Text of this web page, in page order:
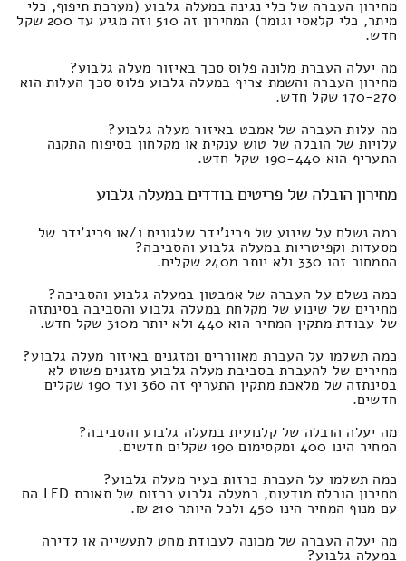
מחירון העברה של כלי נגינה במעלה גלבוע (מערכת תיפוף, כלי
מיתר, כלי קלאסי וגומר) המחירון זה 510 וזה מגיע עד 200 שקל
חדש.
מה יעלה העברת מלונה פלוס סכך באיזור מעלה גלבוע?
מחירון העברה והשמת צריף במעלה גלבוע פלוס סכך העלות הוא
170-270 שקל חדש.
מה עלות העברה של אמבט באיזור מעלה גלבוע?
עלויות של הובלה של טוש ענקית או מקלחון בסיפוח התקנה
התעריף הוא 190-440 שקל חדש.
מחירון הובלה של פריטים בודדים במעלה גלבוע
כמה נשלם על שינוע של פריג'ידר שלגונים ו/או פריג'ידר של
מסעדות וקפיטריות במעלה גלבוע והסביבה?
התמחור זהו 330 ולא יותר מ240 שקלים.
כמה נשלם על העברה של אמבטון במעלה גלבוע והסביבה?
מחירים של שינוע של מקלחת במעלה גלבוע והסביבה בסינתזה
של עבודת מתקין המחיר הוא 440 ולא יותר מ310 שקל חדש.
כמה תשלמו על העברת מאווררים ומזגנים באיזור מעלה גלבוע?
מחירים של להעברת בסביבת מעלה גלבוע מזגנים פשוט לא
בסינתזה של מלאכת מתקין התעריף זה 360 ועד 190 שקלים
חדשים.
מה יעלה הובלה של קלנועית במעלה גלבוע והסביבה?
המחיר הינו 400 ומקסימום 190 שקלים חדשים.
כמה תשלמו על העברת כרזות בעיר מעלה גלבוע?
מחירון הובלת מודעות, במעלה גלבוע כרזות של תאורת LED הם
עם מנוף המחיר הינו 450 ולכל היותר 210 ₪.
מה יעלה העברה של מכונה לעבודת מחט לתעשייה או לדירה
במעלה גלבוע?